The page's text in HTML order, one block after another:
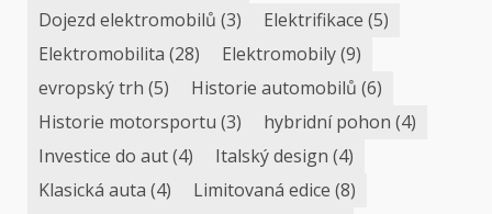
Dojezd elektromobilů (3) Elektrifikace (5)
Elektromobilita (28) Elektromobily(9)
evropský trh (5) Historie automobilů (6)
Historie motorsportu (3) hybridní pohon (4)
Investice do aut(4) Italský design (4)
Klasická auta (4) Limitovaná edice (8)